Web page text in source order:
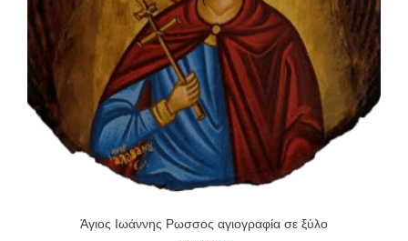
Άγιος Ιωάννης Ρωσσος αγιογραφία σε ξύλο